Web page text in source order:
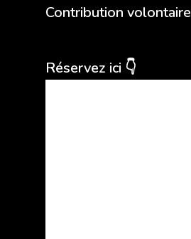
Contribution volontaire
Réservez ici 👇